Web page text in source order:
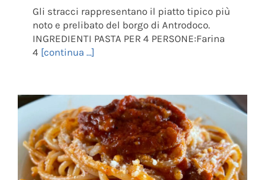
Gli stracci rappresentano il piatto tipico più
noto e prelibato del borgo di Antrodoco.
INGREDIENTI PASTA PER 4 PERSONE:Farina
4 [continua ...]
Spaghetti all’Amatriciana